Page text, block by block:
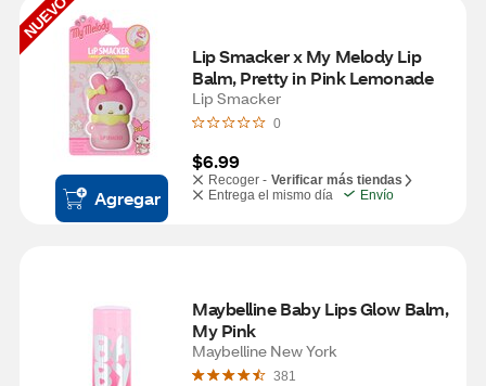
NUEVO
Agregar
Lip Smacker x My Melody Lip
Balm, Pretty in Pink Lemonade
Lip Smacker
0
$6.99
Recoger - Verificar más tiendas
Entrega el mismo día
Envío
Maybelline Baby Lips Glow Balm,
My Pink
Maybelline New York
381